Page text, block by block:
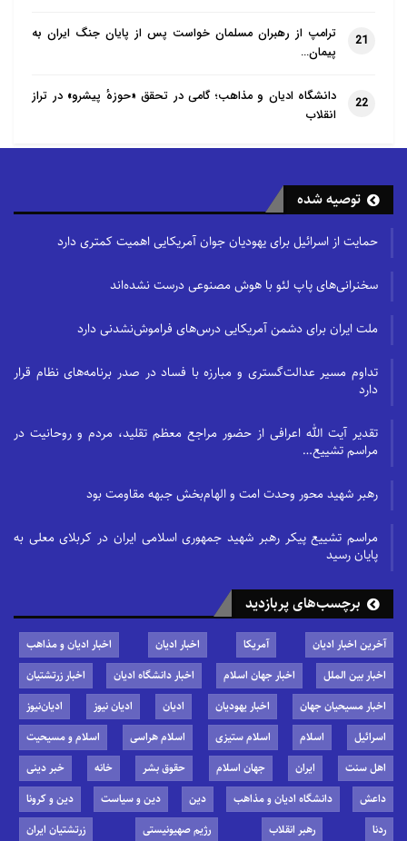
21
ترامپ از رهبران مسلمان خواست پس از پایان جنگ ایران به
پیمان…
22
دانشگاه ادیان و مذاهب؛ گامی در تحقق «حوزهٔ پیشرو» در تراز
انقلاب
توصیه شده
حمایت از اسرائیل برای یهودیان جوان آمریکایی اهمیت کمتری دارد
سخنرانی‌های پاپ لئو با هوش مصنوعی درست نشده‌اند
ملت ایران برای دشمن آمریکایی درس‌های فراموش‌نشدنی دارد
تداوم مسیر عدالت‌گستری و مبارزه با فساد در صدر برنامه‌های نظام قرار
دارد
تقدیر آیت الله اعرافی از حضور مراجع معظم تقلید، مردم و روحانیت در
مراسم تشییع…
رهبر شهید محور وحدت امت و الهام‌بخش جبهه مقاومت بود
مراسم تشییع پیکر رهبر شهید جمهوری اسلامی ایران در کربلای معلی به
پایان رسید
برچسب‌های پربازدید
آخرین اخبار ادیان آمریکا اخبار ادیان
اخبار ادیان و مذاهب
اخبار بین الملل
اخبار جهان اسلام اخبار دانشگاه ادیان
اخبار زرتشتیان
اخبار مسیحیان جهان
اخبار یهودیان ادیان ادیان نیوز
ادیان‌نیوز
اسرائیل
اسلام اسلام ستیزی اسلام هراسی
اسلام و مسیحیت
اهل سنت
ایران جهان اسلام حقوق بشر خانه
خبر دینی
داعش
دانشگاه ادیان و مذاهب دین دین و سیاست
دین و کرونا
ردنا
رهبر انقلاب رژیم صهیونیستی زرتشتیان ایران